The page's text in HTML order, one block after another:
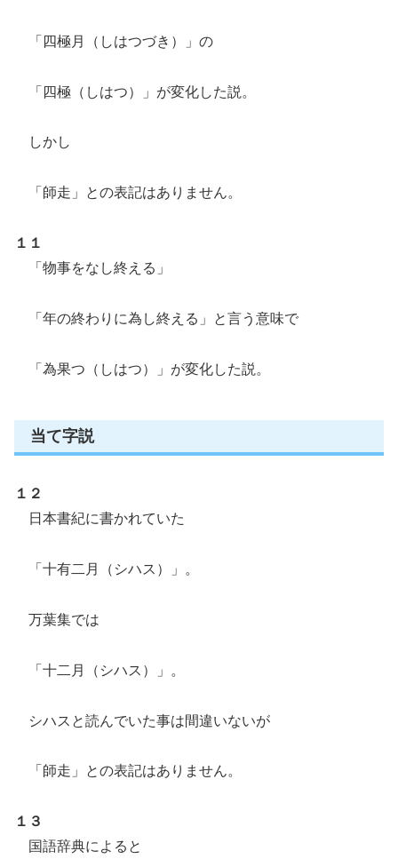
「四極月（しはつづき）」の
「四極（しはつ）」が変化した説。
しかし
「師走」との表記はありません。
１１
「物事をなし終える」
「年の終わりに為し終える」と言う意味で
「為果つ（しはつ）」が変化した説。
当て字説
１２
日本書紀に書かれていた
「十有二月（シハス）」。
万葉集では
「十二月（シハス）」。
シハスと読んでいた事は間違いないが
「師走」との表記はありません。
１３
国語辞典によると